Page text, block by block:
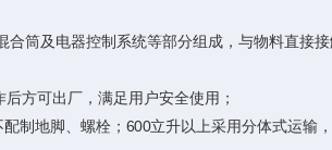
及电器控制系统等部分组成，与物料直接接
方可出厂，满足用户安全使用；
地脚、螺栓；600立升以上采用分体式运输，